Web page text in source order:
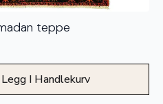
teppe
Legg I Handlekurv